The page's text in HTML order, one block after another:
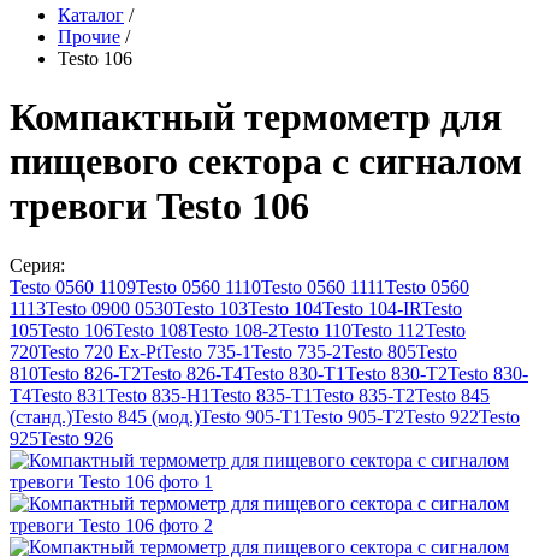
Каталог /
Прочие /
Testo 106
Компактный термометр для
пищевого сектора с сигналом
тревоги Testo 106
Серия:
Testo 0560 1109Testo 0560 1110Testo 0560 1111Testo 0560
1113Testo 0900 0530Testo 103Testo 104Testo 104-IRTesto
105Testo 106Testo 108Testo 108-2Testo 110Testo 112Testo
720Testo 720 Ex-PtTesto 735-1Testo 735-2Testo 805Testo
810Testo 826-T2Testo 826-T4Testo 830-T1Testo 830-T2Testo 830-
T4Testo 831Testo 835-H1Testo 835-T1Testo 835-T2Testo 845
(станд.)Testo 845 (мод.)Testo 905-T1Testo 905-T2Testo 922Testo
925Testo 926